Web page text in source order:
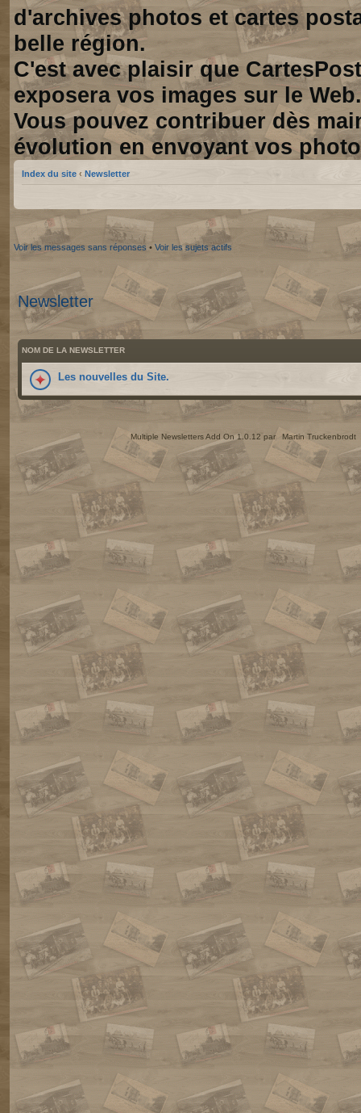
d'archives photos et cartes
belle région.
C'est avec plaisir que
exposera vos images sur le Web.
Vous pouvez contribuer dès
évolution en envoyant vos
Index du site ‹ Newsletter
Voir les messages sans réponses • Voir les sujets actifs
Newsletter
NOM DE LA NEWSLETTER
Les nouvelles du Site.
Multiple Newsletters Add On 1.0.12 par Martin Truckenbrodt